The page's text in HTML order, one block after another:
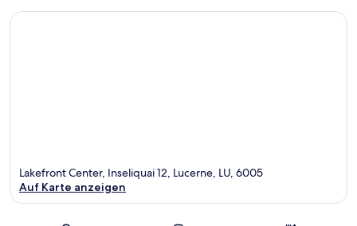
Lakefront Center, Inseliquai 12, Lucerne, LU, 6005
Auf Karte anzeigen